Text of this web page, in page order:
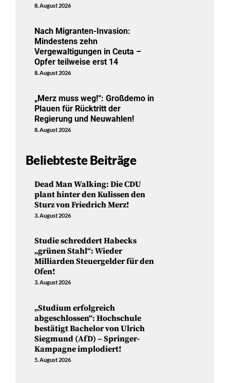
8. August 2026
Nach Migranten-Invasion:
Mindestens zehn
Vergewaltigungen in Ceuta –
Opfer teilweise erst 14
8. August 2026
„Merz muss weg!“: Großdemo in
Plauen für Rücktritt der
Regierung und Neuwahlen!
8. August 2026
Beliebteste Beiträge
Dead Man Walking: Die CDU
plant hinter den Kulissen den
Sturz von Friedrich Merz!
3. August 2026
Studie schreddert Habecks
„grünen Stahl“: Wieder
Milliarden Steuergelder für den
Ofen!
3. August 2026
„Studium erfolgreich
abgeschlossen“: Hochschule
bestätigt Bachelor von Ulrich
Siegmund (AfD) – Springer-
Kampagne implodiert!
5. August 2026